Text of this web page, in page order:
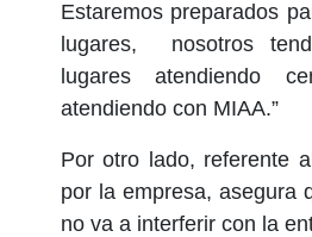
Estaremos preparados
lugares, nosotros
lugares atendiendo
atendiendo con MIAA.”
Por otro lado, referente
por la empresa, asegura
no va a interferir con la